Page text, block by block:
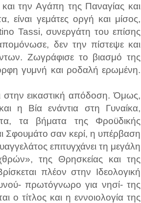
την Αγάπη της Παναγίας και
είναι γεμάτες οργή και μίσος,
Tassi, συνεργάτη του επίσης
δεν την πίστεψε και
Ζωγράφισε το βιασμό της
γυμνή και ροδαλή ερωμένη.
στην εικαστική απόδοση. Όμως,
η Βία ενάντια στη Γυναίκα,
τα βήματα της Φροϋδικής
Σφουμάτο σαν κερί, η υπέρβαση
επιτυγχάνει τη μεγάλη
της Θρησκείας και της
πλέον στην Ιδεολογική
πρωτόγνωρο για νησί- της
ο τίτλος και η εννοιολογία της